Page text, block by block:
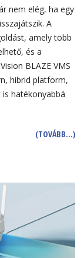
nem elég, ha egy
A
amely több
és a
BLAZE VMS
hibrid platform,
hatékonyabbá
(TOVÁBB…)